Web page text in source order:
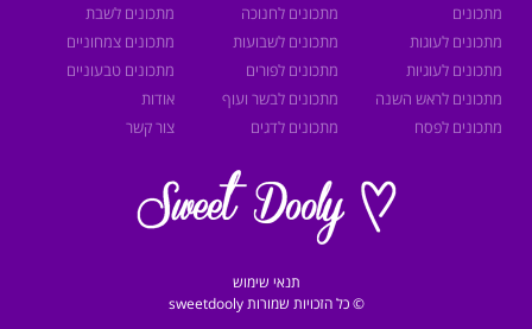
מתכונים
מתכונים לעוגות
מתכונים לעוגיות
מתכונים לראש השנה
מתכונים לפסח
מתכונים לחנוכה
מתכונים לשבועות
מתכונים לפורים
מתכונים לבשר ועוף
מתכונים לדגים
מתכונים לשבת
מתכונים צמחוניים
מתכונים טבעוניים
אודות
צור קשר
תנאי שימוש
© כל הזכויות שמורות sweetdooly